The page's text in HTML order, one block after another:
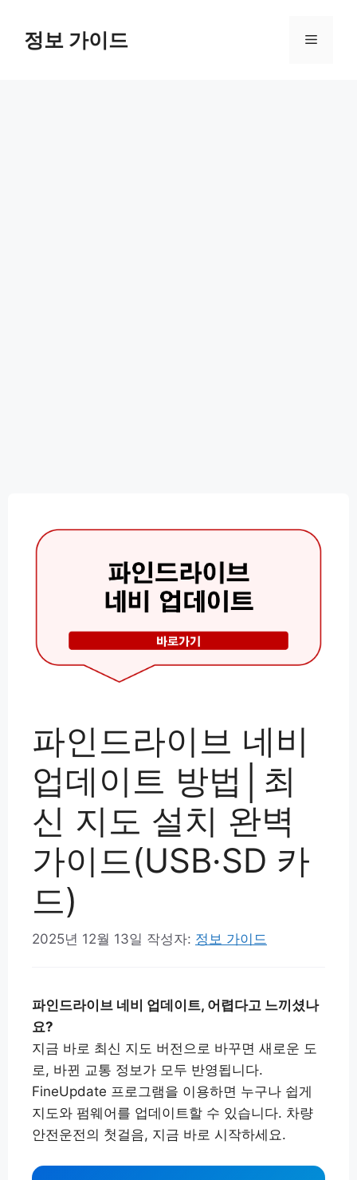
정보 가이드 메
파인드라이브 네비
업데이트 방법│최
신 지도 설치 완벽
가이드(USB·SD 카
드)
2025년 12월 13일 작성자: 정보 가이드
파인드라이브 네비 업데이트, 어렵다고 느끼셨나
요?
지금 바로 최신 지도 버전으로 바꾸면 새로운 도
로, 바뀐 교통 정보가 모두 반영됩니다.
FineUpdate 프로그램을 이용하면 누구나 쉽게
지도와 펌웨어를 업데이트할 수 있습니다. 차량
안전운전의 첫걸음, 지금 바로 시작하세요.